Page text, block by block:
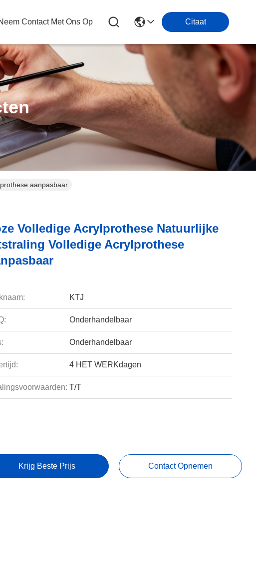
Contact Met Ons Op Citaat
aanpasbaar
Volledige Acrylprothese Natuurlijke
Volledige Acrylprothese
KTJ
Onderhandelbaar
Onderhandelbaar
4 HET WERKdagen
T/T
Krijg Beste Prijs Contact Opnemen